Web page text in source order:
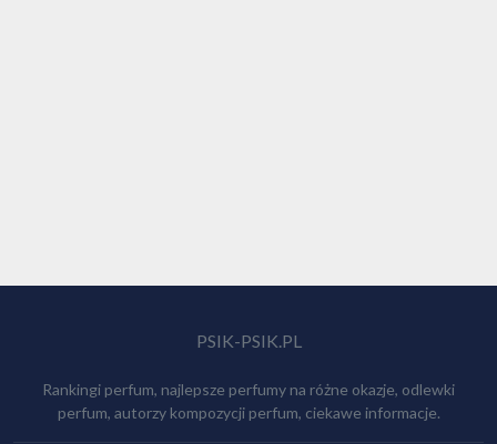
PSIK-PSIK.PL
Rankingi perfum, najlepsze perfumy na różne okazje, odlewki
perfum, autorzy kompozycji perfum, ciekawe informacje.